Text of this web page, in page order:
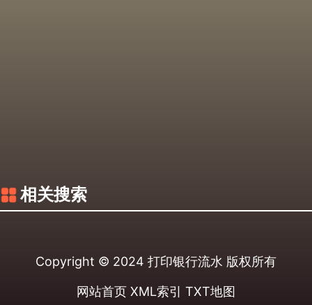
相关搜索
Copyright © 2024 打印银行流水 版权所有
网站首页 XML索引 TXT地图